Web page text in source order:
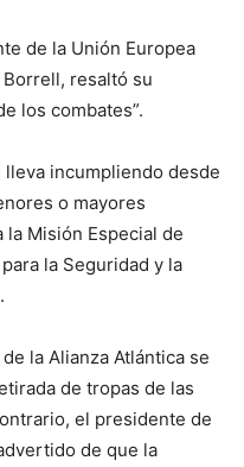
de la Unión Europea
resaltó su
los combates”.
incumpliendo desde
o mayores
Misión Especial de
la Seguridad y la
la Alianza Atlántica se
de tropas de las
el presidente de
de que la